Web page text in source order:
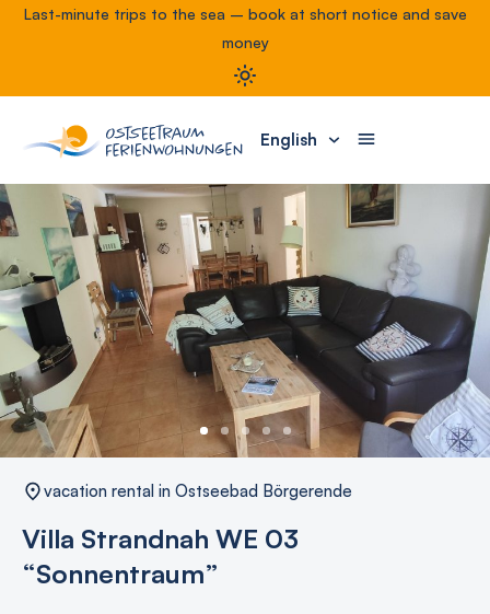
Last-minute trips to the sea – book at short notice and save
money
English
vacation rental in Ostseebad Börgerende
Villa Strandnah WE 03
“Sonnentraum”